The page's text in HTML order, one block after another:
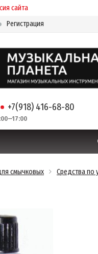
сайта
Регистрация
+7(918) 416-68-80
смычковых
Средства по